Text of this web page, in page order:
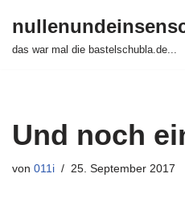
Zum
das war mal die bastelschubla.de...
Und noch
von 011i 25. September 2017